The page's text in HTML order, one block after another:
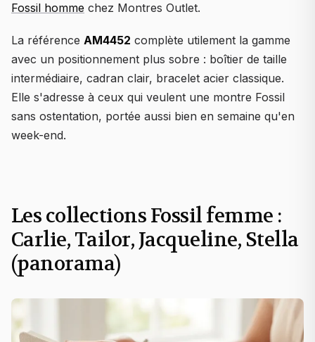
Fossil homme chez Montres Outlet.
La référence AM4452 complète utilement la gamme
avec un positionnement plus sobre : boîtier de taille
intermédiaire, cadran clair, bracelet acier classique.
Elle s'adresse à ceux qui veulent une montre Fossil
sans ostentation, portée aussi bien en semaine qu'en
week-end.
Les collections Fossil femme :
Carlie, Tailor, Jacqueline, Stella
(panorama)